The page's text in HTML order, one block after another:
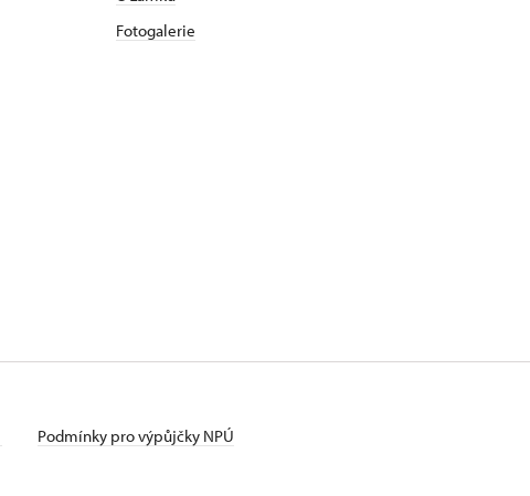
Fotogalerie
Podmínky pro výpůjčky NPÚ